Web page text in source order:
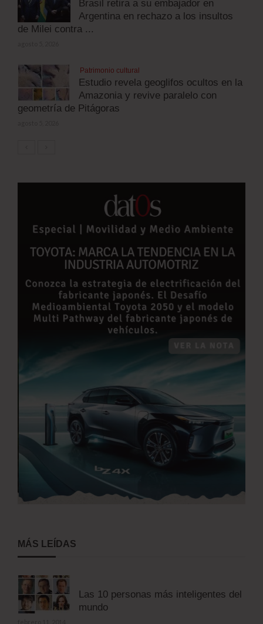
Brasil retira a su embajador en
Argentina en rechazo a los insultos
de Milei contra ...
Patrimonio cultural
Estudio revela geoglifos ocultos en la
Amazonia y revive paralelo con
geometría de Pitágoras
MÁS LEÍDAS
Las 10 personas más inteligentes del
mundo